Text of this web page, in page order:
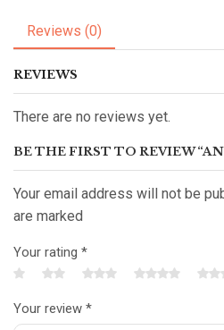
Reviews (0)
REVIEWS
There are no reviews yet.
BE THE FIRST TO REVIEW
Your email address will not be
are marked
Your rating *
Your review *